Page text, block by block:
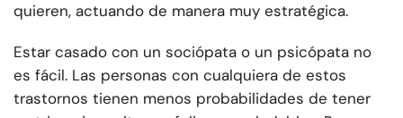
quieren, actuando de manera muy estratégica.
Estar casado con un sociópata o un psicópata no
es fácil. Las personas con cualquiera de estos
trastornos tienen menos probabilidades de tener